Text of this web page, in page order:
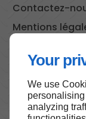
Your
We use
analyzing
Contactez-
Mentions